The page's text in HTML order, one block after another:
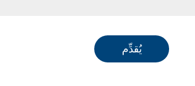
يُقدِّم